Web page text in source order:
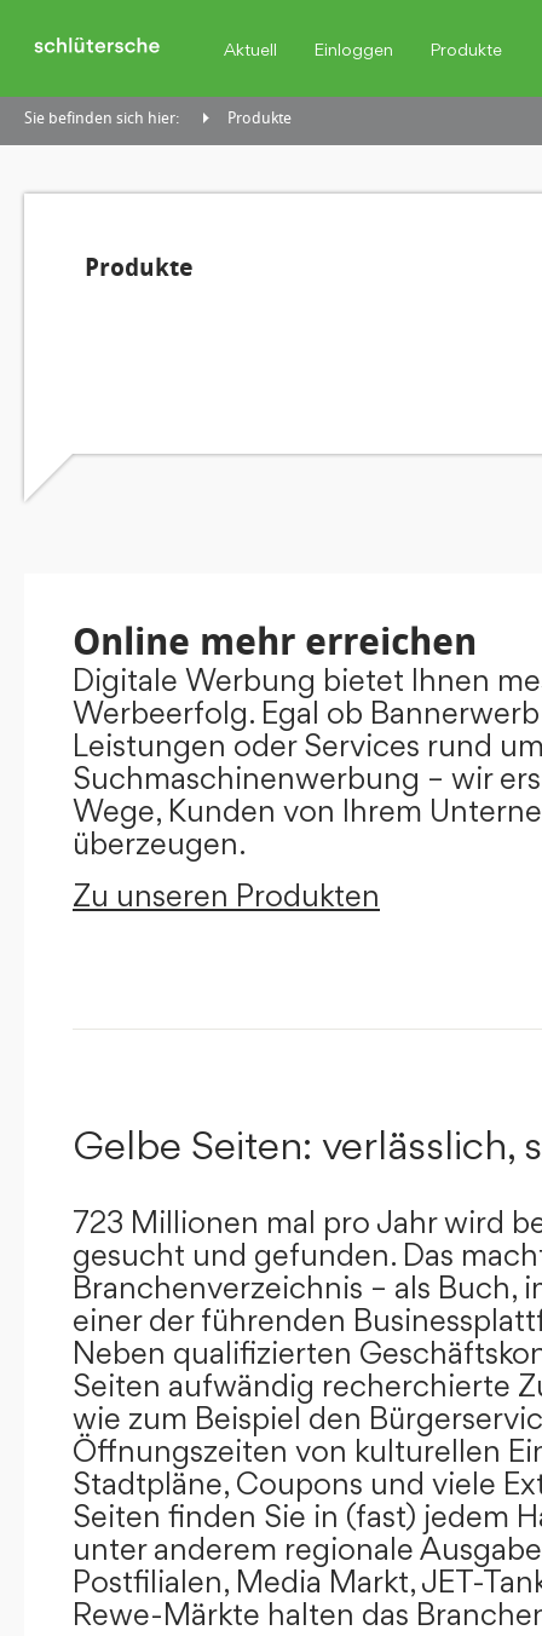
Aktuell Einloggen Produkte
Sie befinden sich hier: Produkte
Produkte
Online mehr erreichen
Digitale Werbung bietet Ihnen
Werbeerfolg. Egal ob
Leistungen oder Services rund
Suchmaschinenwerbung – wir
Wege, Kunden von Ihrem
überzeugen.
Zu unseren Produkten
Gelbe Seiten: verlässlich,
723 Millionen mal pro Jahr wird
gesucht und gefunden. Das
Branchenverzeichnis – als Buch,
einer der führenden
Neben qualifizierten
Seiten aufwändig recherchierte
wie zum Beispiel den
Öffnungszeiten von kulturellen
Stadtpläne, Coupons und viele
Seiten finden Sie in (fast) jedem
unter anderem regionale
Postfilialen, Media Markt, JET-
Rewe-Märkte halten das